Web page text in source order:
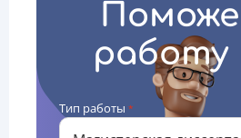
работу
Тип работы *